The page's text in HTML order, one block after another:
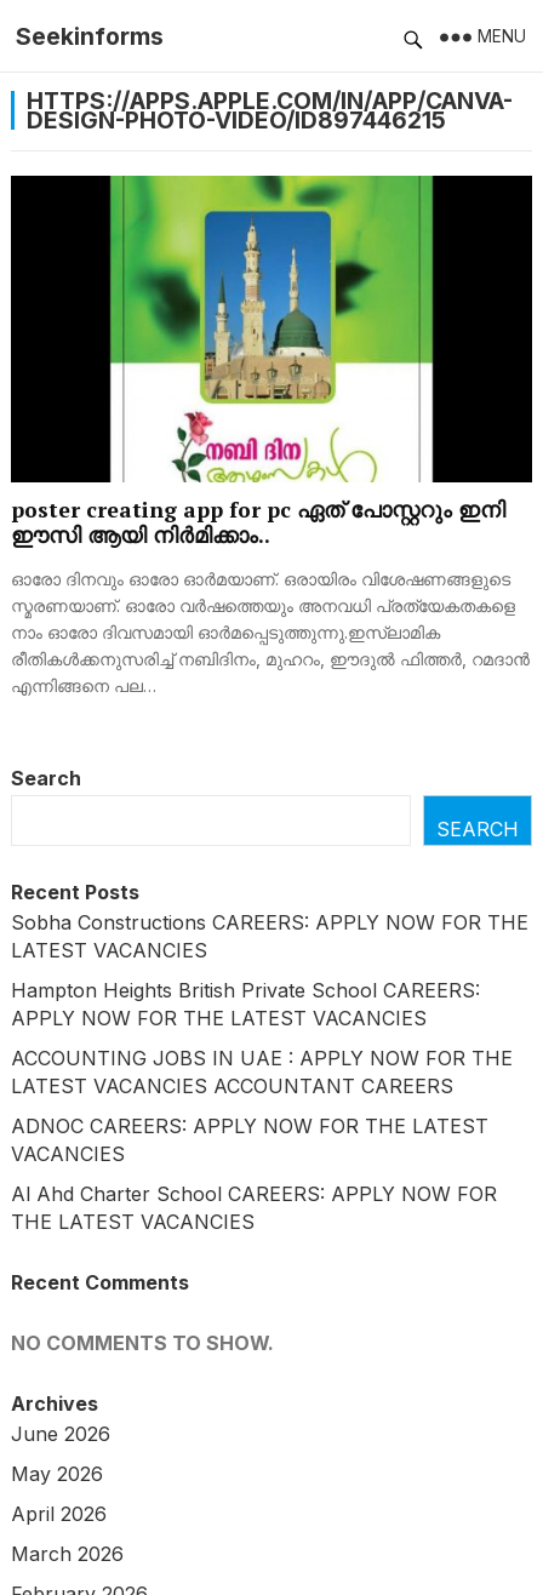
Seekinforms MENU
HTTPS://APPS.APPLE.COM/IN/APP/CANVA-
DESIGN-PHOTO-VIDEO/ID897446215
poster creating app for pc ഏത് പോസ്റ്ററും ഇനി
ഈസി ആയി നിർമിക്കാം..
ഓരോ ദിനവും ഓരോ ഓർമയാണ്. ഒരായിരം വിശേഷണങ്ങളുടെ
സ്മരണയാണ്. ഓരോ വർഷത്തെയും അനവധി പ്രത്യേകതകളെ
നാം ഓരോ ദിവസമായി ഓർമപ്പെടുത്തുന്നു.ഇസ്‌ലാമിക
രീതികൾക്കനുസരിച്ച് നബിദിനം, മുഹറം, ഈദുൽ ഫിത്തർ, റമദാൻ
എന്നിങ്ങനെ പല…
Search
SEARCH
Recent Posts
Sobha Constructions CAREERS: APPLY NOW FOR THE
LATEST VACANCIES
Hampton Heights British Private School CAREERS:
APPLY NOW FOR THE LATEST VACANCIES
ACCOUNTING JOBS IN UAE : APPLY NOW FOR THE
LATEST VACANCIES ACCOUNTANT CAREERS
ADNOC CAREERS: APPLY NOW FOR THE LATEST
VACANCIES
Al Ahd Charter School CAREERS: APPLY NOW FOR
THE LATEST VACANCIES
Recent Comments
NO COMMENTS TO SHOW.
Archives
June 2026
May 2026
April 2026
March 2026